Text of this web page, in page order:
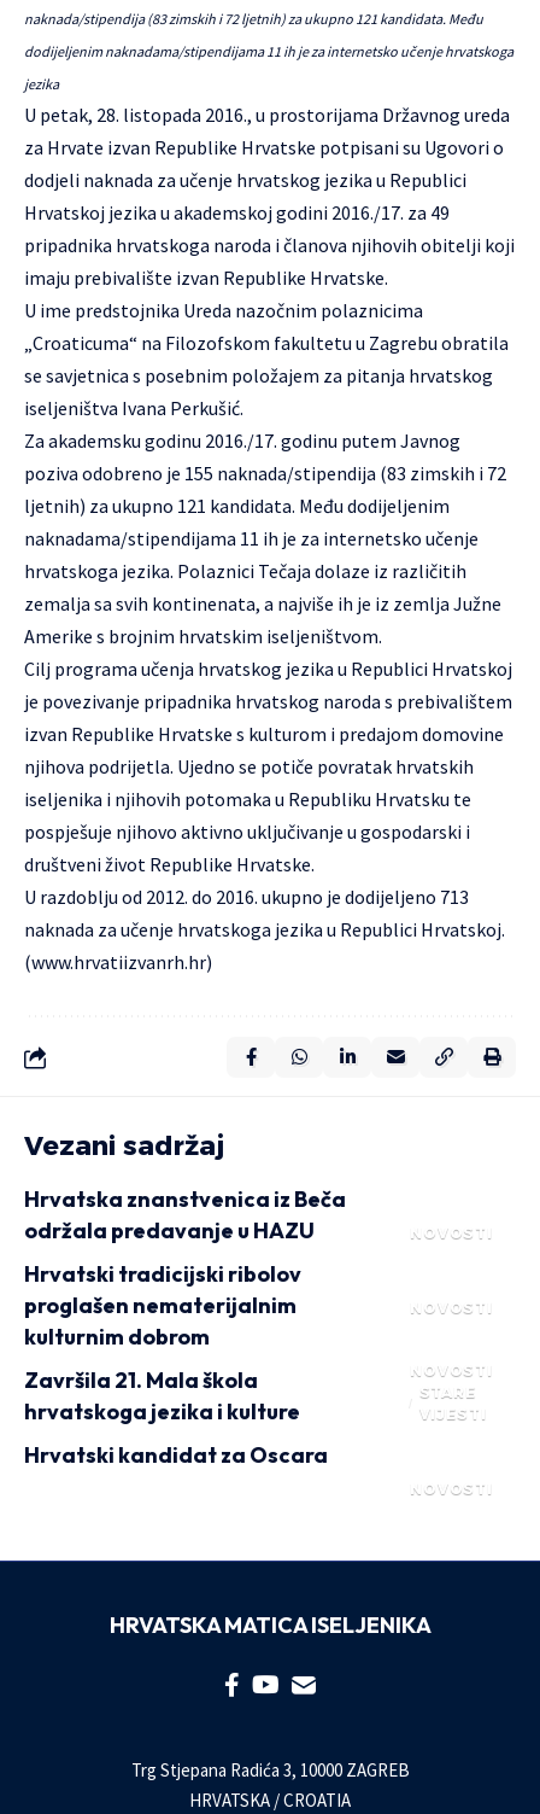
naknada/stipendija (83 zimskih i 72 ljetnih) za ukupno 121 kandidata. Među
dodijeljenim naknadama/stipendijama 11 ih je za internetsko učenje hrvatskoga
jezika
U petak, 28. listopada 2016., u prostorijama Državnog ureda
za Hrvate izvan Republike Hrvatske potpisani su Ugovori o
dodjeli naknada za učenje hrvatskog jezika u Republici
Hrvatskoj jezika u akademskoj godini 2016./17. za 49
pripadnika hrvatskoga naroda i članova njihovih obitelji koji
imaju prebivalište izvan Republike Hrvatske.
U ime predstojnika Ureda nazočnim polaznicima
„Croaticuma“ na Filozofskom fakultetu u Zagrebu obratila
se savjetnica s posebnim položajem za pitanja hrvatskog
iseljeništva Ivana Perkušić.
Za akademsku godinu 2016./17. godinu putem Javnog
poziva odobreno je 155 naknada/stipendija (83 zimskih i 72
ljetnih) za ukupno 121 kandidata. Među dodijeljenim
naknadama/stipendijama 11 ih je za internetsko učenje
hrvatskoga jezika. Polaznici Tečaja dolaze iz različitih
zemalja sa svih kontinenata, a najviše ih je iz zemlja Južne
Amerike s brojnim hrvatskim iseljeništvom.
Cilj programa učenja hrvatskog jezika u Republici Hrvatskoj
je povezivanje pripadnika hrvatskog naroda s prebivalištem
izvan Republike Hrvatske s kulturom i predajom domovine
njihova podrijetla. Ujedno se potiče povratak hrvatskih
iseljenika i njihovih potomaka u Republiku Hrvatsku te
pospješuje njihovo aktivno uključivanje u gospodarski i
društveni život Republike Hrvatske.
U razdoblju od 2012. do 2016. ukupno je dodijeljeno 713
naknada za učenje hrvatskoga jezika u Republici Hrvatskoj.
(www.hrvatiizvanrh.hr)
Vezani sadržaj
NOVOSTI
Hrvatska znanstvenica iz Beča
održala predavanje u HAZU
NOVOSTI
Hrvatski tradicijski ribolov
proglašen nematerijalnim
kulturnim dobrom
NOVOSTI
STARE
VIJESTI
Završila 21. Mala škola
hrvatskoga jezika i kulture
NOVOSTI
Hrvatski kandidat za Oscara
HRVATSKA MATICA ISELJENIKA
Trg Stjepana Radića 3, 10000 ZAGREB
HRVATSKA / CROATIA